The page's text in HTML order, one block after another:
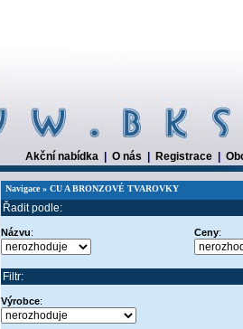
Akční nabídka O nás Registrace
Navigace » CU A BRONZOVÉ TVAROVKY
Řadit podle:
Názvu: Ceny:
Filtr:
Výrobce: